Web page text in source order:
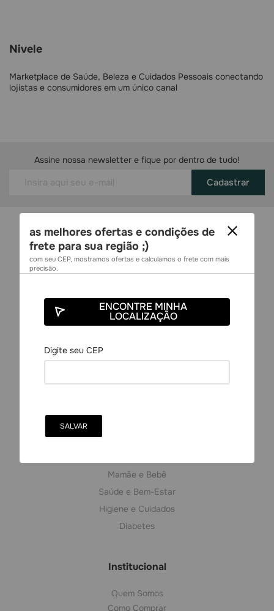
Nivele
Marketplace de Saúde, Beleza e Cuidados Pessoais conectando
lojistas e consumidores em um único canal
Assine nossa newsletter e fique por dentro de tudo!
Cadastrar
Marketplace de Saúde, Beleza e
Cuidados conectando lojistas e
consumidores em um único canal
Mamãe e Bebê
Saúde e Bem-Estar
Higiene e Cuidados
Diabetes
Institucional
Quem Somos
Como Comprar
as melhores ofertas e condições de
frete para sua região ;)
com seu CEP, mostramos ofertas e calculamos o frete com mais
precisão.
ENCONTRE MINHA
LOCALIZAÇÃO